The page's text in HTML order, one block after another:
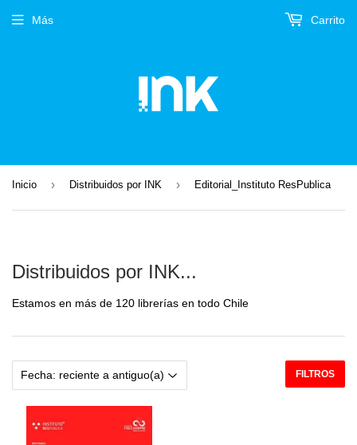
Más Carrito
Inicio › Distribuidos por INK › Editorial_Instituto ResPublica
Distribuidos por INK...
Estamos en más de 120 librerías en todo Chile
FILTROS